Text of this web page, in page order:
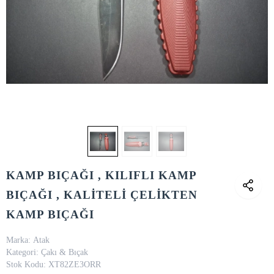
KAMP BIÇAĞI , KILIFLI KAMP
BIÇAĞI , KALİTELİ ÇELİKTEN
KAMP BIÇAĞI
Marka: Atak
Kategori: Çakı & Bıçak
Stok Kodu: XT82ZE3ORR